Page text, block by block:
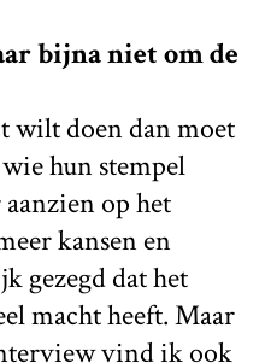
bijna niet om de
wilt doen dan moet
hun stempel
op het
kansen en
gezegd dat het
macht heeft. Maar
vind ik ook